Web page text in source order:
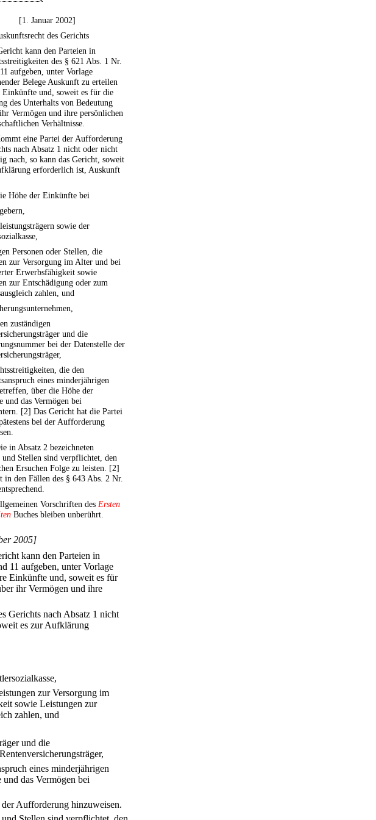
[1. Januar 2002]
des Gerichts
kann den Parteien in
des § 621 Abs. 1 Nr.
aufgeben, unter Vorlage
Belege Auskunft zu erteilen
Einkünfte und, soweit es für die
des Unterhalts von Bedeutung
Vermögen und ihre persönlichen
Verhältnisse.
eine Partei der Aufforderung
nach Absatz 1 nicht oder nicht
nach, so kann das Gericht, soweit
erforderlich ist, Auskunft
Höhe der Einkünfte bei
sowie der
Personen oder Stellen, die
zur Versorgung im Alter und bei
Erwerbsfähigkeit sowie
zur Entschädigung oder zum
zahlen, und
zuständigen
und die
bei der Datenstelle der
die den
eines minderjährigen
über die Höhe der
und das Vermögen bei
[2] Das Gericht hat die Partei
bei der Aufforderung
in Absatz 2 bezeichneten
und Stellen sind verpflichtet, den
Ersuchen Folge zu leisten. [2]
in den Fällen des § 643 Abs. 2 Nr.
Vorschriften des Ersten
Buches bleiben unberührt.
2005]
kann den Parteien in
11 aufgeben, unter Vorlage
Einkünfte und, soweit es für
ihr Vermögen und ihre
Gerichts nach Absatz 1 nicht
es zur Aufklärung
zur Versorgung im
sowie Leistungen zur
zahlen, und
und die
eines minderjährigen
das Vermögen bei
Aufforderung hinzuweisen.